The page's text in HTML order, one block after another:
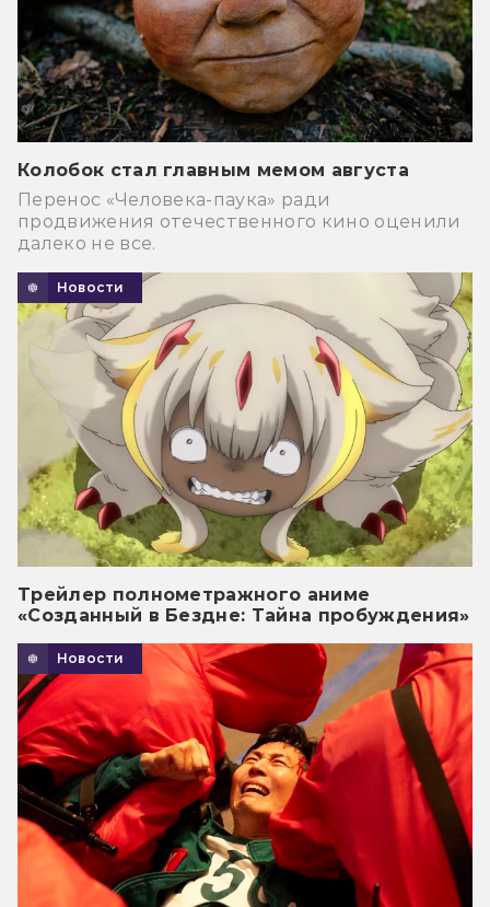
Колобок стал главным мемом августа
Перенос «Человека-паука» ради
продвижения отечественного кино оценили
далеко не все.
Новости
Трейлер полнометражного аниме
«Созданный в Бездне: Тайна пробуждения»
Новости